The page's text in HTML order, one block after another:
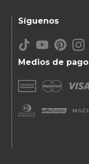
Medios de pago
Síguenos